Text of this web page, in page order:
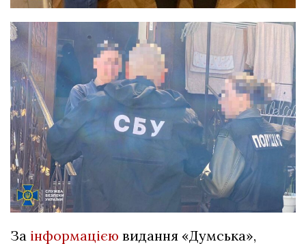
За інформацією видання «Думська»,